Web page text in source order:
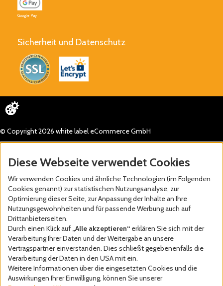
Google Pay
Sicherheit und Datenschutz
© Copyright 2026 white label eCommerce GmbH
Diese Webseite verwendet Cookies
Wir verwenden Cookies und ähnliche Technologien (im Folgenden
Cookies genannt) zur statistischen Nutzungsanalyse, zur
Optimierung dieser Seite, zur Anpassung der Inhalte an Ihre
Nutzungsgewohnheiten und für passende Werbung auch auf
Drittanbieterseiten.
Durch einen Klick auf „Alle akzeptieren“ erklären Sie sich mit der
Verarbeitung Ihrer Daten und der Weitergabe an unsere
Vertragspartner einverstanden. Dies schließt gegebenenfalls die
Verarbeitung der Daten in den USA mit ein.
Weitere Informationen über die eingesetzten Cookies und die
Auswirkungen Ihrer Einwilligung, können Sie unserer